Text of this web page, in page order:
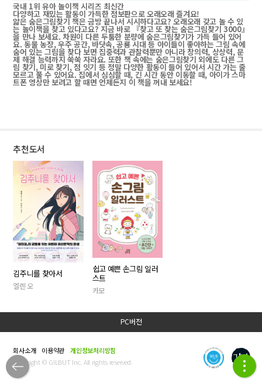
국내 1위 유아 놀이책 시리즈 최신간
다양하고 재밌는 활동이 가득한 점보판으로 오래오래 즐겨요!
얇은 숨은그림찾기 책은 금방 끝나서 시시하다고요? 오래오래 갖고 놀 수 있
는 놀이책을 찾고 있다고요? 지금 바로 『찾고 또 찾는 숨은그림찾기 3000』
을 만나 보세요. 차원이 다른 두툼한 분량에 숨은그림찾기가 가득 들어 있어
요. 동물 농장, 우주 공간, 바닷속, 공룡 시대 등 아이들이 좋아하는 그림 속에
숨어 있는 그림을 찾다 보면 집중력과 관찰력뿐만 아니라 창의력, 상상력, 문
제 해결 능력까지 쑥쑥 자라요. 또한 책 속에는 숨은그림찾기 외에도 다른 그
림 찾기, 미로 찾기, 점 잇기 등 정말 다양한 활동이 들어 있어서 시간 가는 줄
모르고 풀 수 있어요. 집에서 심심할 때, 긴 시간 동안 이동할 때, 아이가 스마
트폰 영상만 보려고 할 때면 언제든지 이 책을 꺼내 보세요!
추천도서
김주니를 찾아서
엘렌 오
쉽고 예쁜 손그림 일러
스트
카모
PC버전
회사소개 이용약관
개인정보처리방침
Copyright © GILBUT Inc. All rights reserved.